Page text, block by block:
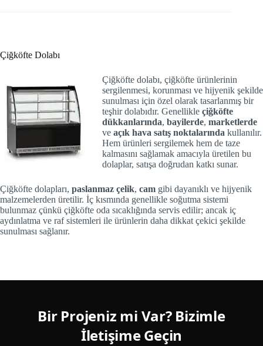
Çiğköfte Dolabı
Çiğköfte dolabı, çiğköfte ürünlerinin
sergilenmesi, korunması ve hijyenik şekilde
sunulması için özel olarak tasarlanmış bir
teşhir dolabıdır. Genellikle çiğköfte
dükkanlarında, bayilerde, marketlerde
ve açık hava satış noktalarında kullanılır.
Hem ürünleri sergilemek hem de taze
kalmasını sağlamak amacıyla üretilen bu
dolaplar, satışa doğrudan katkı sunar.
Çiğköfte dolapları, paslanmaz çelik, cam gibi dayanıklı ve hijyenik
malzemelerden üretilir. İç kısmında genellikle soğutma sistemi
bulunmaz çünkü çiğköfte oda sıcaklığında servis edilir; ancak iç
aydınlatma ve raf sistemleri ile ürünlerin daha dikkat çekici şekilde
sunulması sağlanır.
Bir Projeniz mi Var? Bizimle
İletişime Geçin